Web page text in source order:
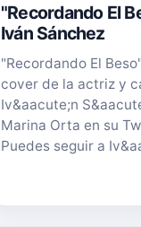
"Recordando El
Iván Sánchez
"Recordando El
cover de la actriz y
Iv&aacute;n
Marina Orta en su
Puedes seguir a